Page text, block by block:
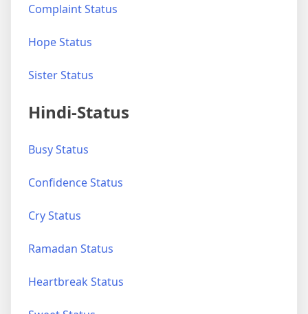
Complaint Status
Hope Status
Sister Status
Hindi-Status
Busy Status
Confidence Status
Cry Status
Ramadan Status
Heartbreak Status